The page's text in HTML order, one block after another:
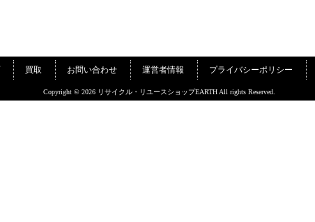
買取 お問い合わせ 運営者情報 プライバシーポリシー
Copyright © 2026 リサイクル・リユースショップEARTH All rights Reserved.